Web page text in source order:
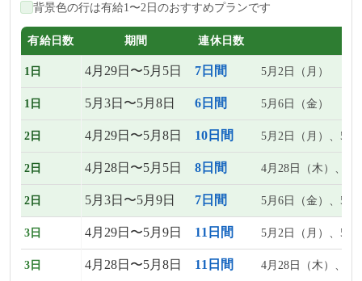
背景色の行は有給1〜2日のおすすめプランです
有給日数 期間 連休日数
1日 4月29日〜5月5日 7日間 5月2日（月）
1日 5月3日〜5月8日 6日間 5月6日（金）
2日 4月29日〜5月8日 10日間 5月2日（月）、5月
2日 4月28日〜5月5日 8日間 4月28日（木）、5
2日 5月3日〜5月9日 7日間 5月6日（金）、5月
3日 4月29日〜5月9日 11日間 5月2日（月）、5月
3日 4月28日〜5月8日 11日間 4月28日（木）、5